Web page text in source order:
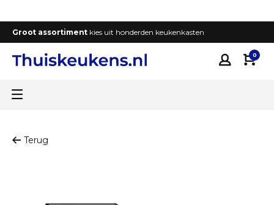
Groot assortiment kies uit honderden keukenkasten
0
Terug